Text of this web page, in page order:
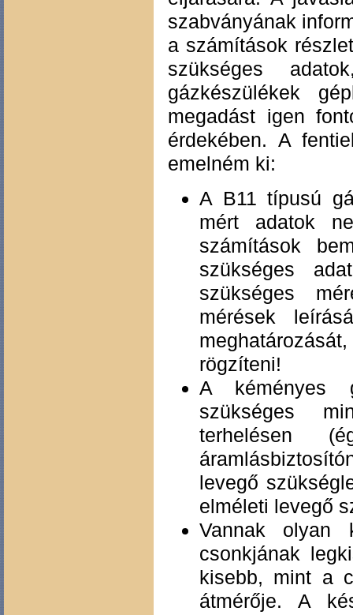
szabványának
a számítások
szükséges
gázkészülékek
megadást igen
érdekében. A
emelném ki:
A B11 típusú
mért adatok
számítások
szükséges
szükséges
mérések
rögzíteni!
A kéményes
szükséges
terhelésen
levegő
elméleti levegő
Vannak olyan
csonkjának
kisebb, mint a
átmérője. A